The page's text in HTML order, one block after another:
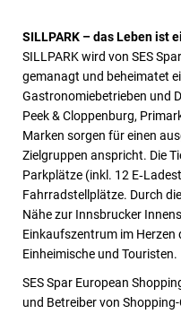
SILLPARK – das Leben ist
SILLPARK wird von SES
gemanagt und beheimatet
Gastronomiebetrieben und
Peek & Cloppenburg,
Marken sorgen für einen
Zielgruppen anspricht. Die
Parkplätze (inkl. 12
Fahrradstellplätze. Durch
Nähe zur Innsbrucker
Einkaufszentrum im Herzen
Einheimische und Touristen.
SES Spar European
und Betreiber von